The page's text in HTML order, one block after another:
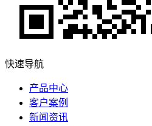
快速导航
产品中心
客户案例
新闻资讯